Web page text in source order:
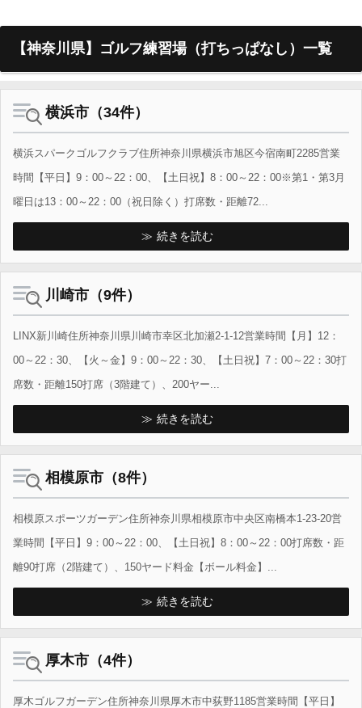
【神奈川県】ゴルフ練習場（打ちっぱなし）一覧
横浜市（34件）
横浜スパークゴルフクラブ住所神奈川県横浜市旭区今宿南町2285営業
時間【平日】9：00～22：00、【土日祝】8：00～22：00※第1・第3月
曜日は13：00～22：00（祝日除く）打席数・距離72...
続きを読む
川崎市（9件）
LINX新川崎住所神奈川県川崎市幸区北加瀬2-1-12営業時間【月】12：
00～22：30、【火～金】9：00～22：30、【土日祝】7：00～22：30打
席数・距離150打席（3階建て）、200ヤー...
続きを読む
相模原市（8件）
相模原スポーツガーデン住所神奈川県相模原市中央区南橋本1-23-20営
業時間【平日】9：00～22：00、【土日祝】8：00～22：00打席数・距
離90打席（2階建て）、150ヤード料金【ボール料金】...
続きを読む
厚木市（4件）
厚木ゴルフガーデン住所神奈川県厚木市中荻野1185営業時間【平日】